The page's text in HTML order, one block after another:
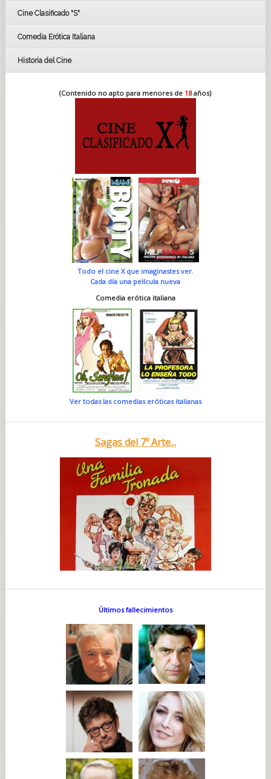
Cine Clasificado "S"
Comedia Erótica Italiana
Historia del Cine
(Contenido no apto para menores de 18años)
Todo el cine X que imaginastes ver.
Cada día una película nueva
Comedia erótica italiana
Ver todas las comedias eróticas italianas
Sagas del 7º Arte...
Últimos fallecimientos